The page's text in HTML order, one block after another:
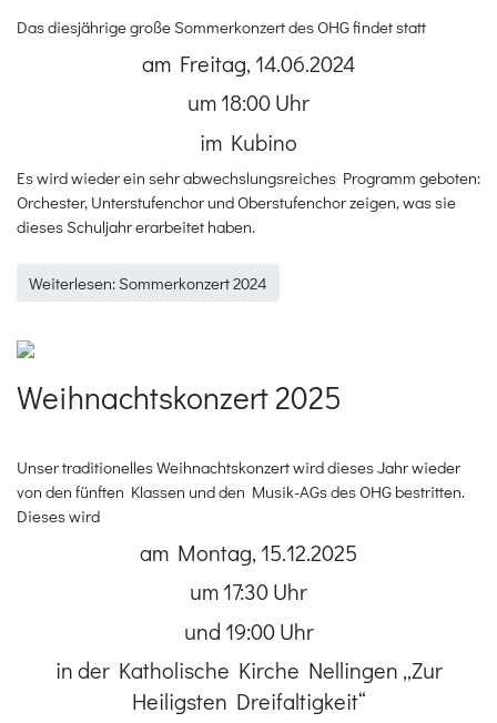
Das diesjährige große Sommerkonzert des OHG findet statt
am Freitag, 14.06.2024
um 18:00 Uhr
im Kubino
Es wird wieder ein sehr abwechslungsreiches Programm geboten:
Orchester, Unterstufenchor und Oberstufenchor zeigen, was sie
dieses Schuljahr erarbeitet haben.
Weiterlesen: Sommerkonzert 2024
Weihnachtskonzert 2025
Unser traditionelles Weihnachtskonzert wird dieses Jahr wieder
von den fünften Klassen und den Musik-AGs des OHG bestritten.
Dieses wird
am Montag, 15.12.2025
um 17:30 Uhr
und 19:00 Uhr
in der Katholische Kirche Nellingen „Zur
Heiligsten Dreifaltigkeit“